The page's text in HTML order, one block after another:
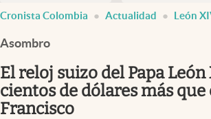
Colombia
Cronista Colombia Actualidad León
Asombro
El reloj suizo del Papa
cientos de dólares más que
Francisco